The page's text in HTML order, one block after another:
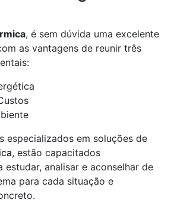
, é sem dúvida uma excelente
as vantagens de reunir três
especializados em soluções de
, estão capacitados
estudar, analisar e aconselhar de
para cada situação e